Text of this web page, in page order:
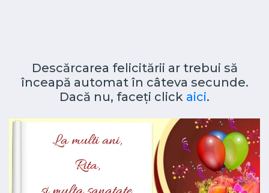
Descărcarea felicitării ar trebui să
înceapă automat în câteva secunde.
Dacă nu, faceți click aici.